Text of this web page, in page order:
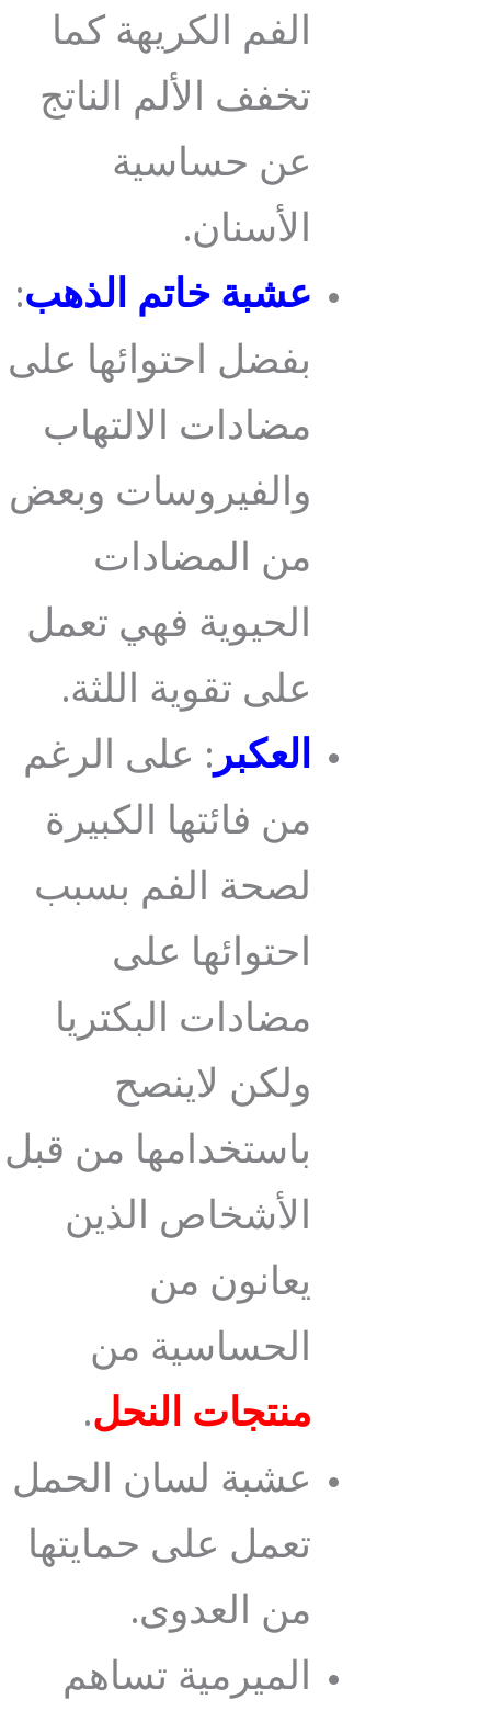
الفم الكريهة كما
تخفف الألم الناتج
عن حساسية
الأسنان.
عشبة خاتم الذهب:
بفضل احتوائها على
مضادات الالتهاب
والفيروسات وبعض
من المضادات
الحيوية فهي تعمل
على تقوية اللثة.
العكبر : على الرغم
من فائتها الكبيرة
لصحة الفم بسبب
احتوائها على
مضادات البكتريا
ولكن لاينصح
باستخدامها من قبل
الأشخاص الذين
يعانون من
الحساسية من
منتجات النحل.
عشبة لسان الحمل
تعمل على حمايتها
من العدوى.
الميرمية تساهم